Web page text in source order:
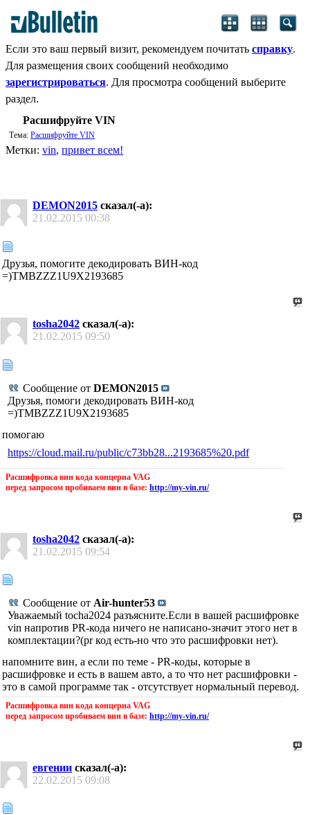
Если это ваш первый визит, рекомендуем почитать справку.
Для размещения своих сообщений необходимо
зарегистрироваться. Для просмотра сообщений выберите
раздел.
Расшифруйте VIN
Тема: Расшифруйте VIN
Метки: vin, привет всем!
DEMON2015 сказал(-а):
21.02.2015 00:38
Друзья, помогите декодировать ВИН-код
=)TMBZZZ1U9X2193685
tosha2042 сказал(-а):
21.02.2015 09:50
Сообщение от DEMON2015
Друзья, помоги декодировать ВИН-код
=)TMBZZZ1U9X2193685
помогаю
https://cloud.mail.ru/public/c73bb28...2193685%20.pdf
Расшифровка вин кода концерна VAG
перед запросом пробиваем вин в базе: http://my-vin.ru/
tosha2042 сказал(-а):
21.02.2015 09:54
Сообщение от Air-hunter53
Уважаемый tocha2024 разъясните.Если в вашей расшифровке
vin напротив PR-кода ничего не написано-значит этого нет в
комплектации?(pr код есть-но что это расшифровки нет).
напомните вин, а если по теме - PR-коды, которые в
расшифровке и есть в вашем авто, а то что нет расшифровки -
это в самой программе так - отсутствует нормальный перевод.
Расшифровка вин кода концерна VAG
перед запросом пробиваем вин в базе: http://my-vin.ru/
евгении сказал(-а):
22.02.2015 09:08